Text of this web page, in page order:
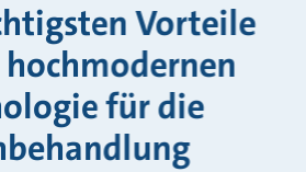
Vorteile
hochmodernen
für die